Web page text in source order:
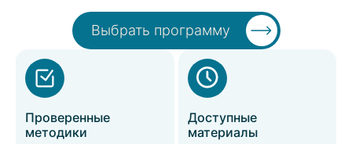
Выбрать программу
Проверенные
методики
Доступные
материалы